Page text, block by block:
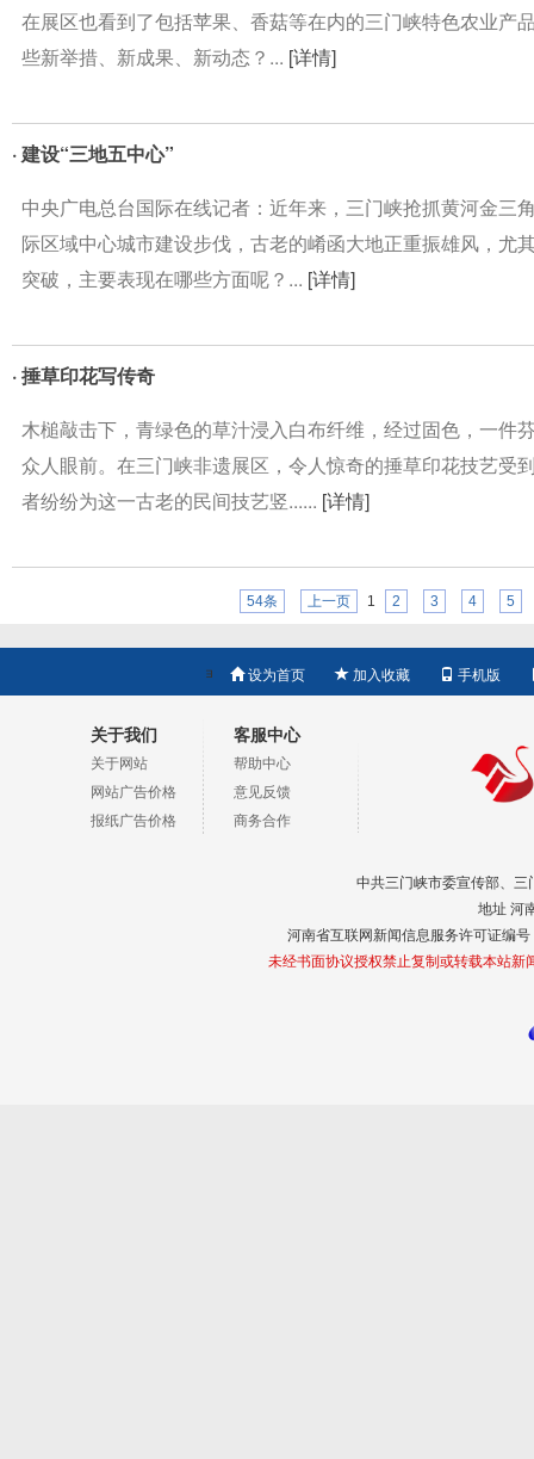
在展区也看到了包括苹果、香菇等在内的三门峡特色农业产
些新举措、新成果、新动态？... [详情]
· 建设“三地五中心”
中央广电总台国际在线记者：近年来，三门峡抢抓黄河金三
际区域中心城市建设步伐，古老的崤函大地正重振雄风，尤
突破，主要表现在哪些方面呢？... [详情]
· 捶草印花写传奇
木槌敲击下，青绿色的草汁浸入白布纤维，经过固色，一件
众人眼前。在三门峡非遗展区，令人惊奇的捶草印花技艺受
者纷纷为这一古老的民间技艺竖...... [详情]
54条 上一页 1 2 3 4 5
 设为首页 加入收藏 手机版
关于我们
关于网站
网站广告价格
报纸广告价格
客服中心
帮助中心
意见反馈
商务合作
中共三门峡市委宣传部、
地址 河
河南省互联网新闻信息服务许可证编
未经书面协议授权禁止复制或转载本站新